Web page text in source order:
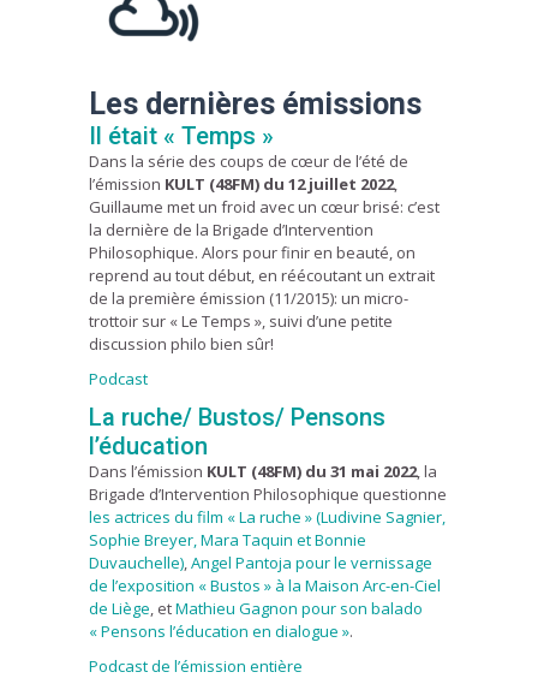
Les dernières émissions
Il était « Temps »
Dans la série des coups de cœur de l’été de
l’émission KULT (48FM) du 12 juillet 2022,
Guillaume met un froid avec un cœur brisé: c’est
la dernière de la Brigade d’Intervention
Philosophique. Alors pour finir en beauté, on
reprend au tout début, en réécoutant un extrait
de la première émission (11/2015): un micro-
trottoir sur « Le Temps », suivi d’une petite
discussion philo bien sûr!
Podcast
La ruche/ Bustos/ Pensons
l’éducation
Dans l’émission KULT (48FM) du 31 mai 2022, la
Brigade d’Intervention Philosophique questionne
les actrices du film « La ruche » (Ludivine Sagnier,
Sophie Breyer, Mara Taquin et Bonnie
Duvauchelle) Angel Pantoja pour le vernissage
de l’exposition « Bustos » à la Maison Arc-en-Ciel
de Liège , etMathieu Gagnon pour son balado
« Pensons l’éducation en dialogue ».
Podcast de l’émission entière